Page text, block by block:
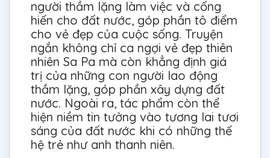
người thầm lặng làm việc và cống
hiến cho đất nước, góp phần tô điểm
cho vẻ đẹp của cuộc sống. Truyện
ngắn không chỉ ca ngợi vẻ đẹp thiên
nhiên Sa Pa mà còn khẳng định giá
trị của những con người lao động
thầm lặng, góp phần xây dựng đất
nước. Ngoài ra, tác phẩm còn thể
hiện niềm tin tưởng vào tương lai tươi
sáng của đất nước khi có những thế
hệ trẻ như anh thanh niên.